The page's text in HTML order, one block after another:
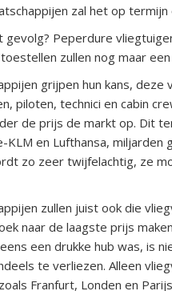
zal het op termijn
Peperdure
zullen nog maar
grijpen hun kans,
piloten, technici en cabin
de prijs de markt op. Dit
KLM en Lufthansa,
zo zeer twijfelachtig, ze
zullen juist ook die
naar de laagste prijs
een drukke hub was, is
te verliezen. Alleen
Franfurt, Londen en